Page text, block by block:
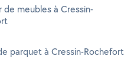
de meubles à Cressin-
parquet à Cressin-Rochefort